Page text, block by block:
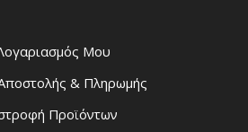
Μου
& Πληρωμής
Προϊόντων